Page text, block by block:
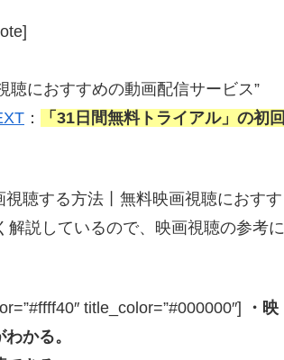
聴におすすめの動画配信サービス”
：
「31日間無料トライアル」の初回
聴する方法丨無料映画視聴におすす
説しているので、映画視聴の参考に
title_color=”#000000″]
・映
かる。